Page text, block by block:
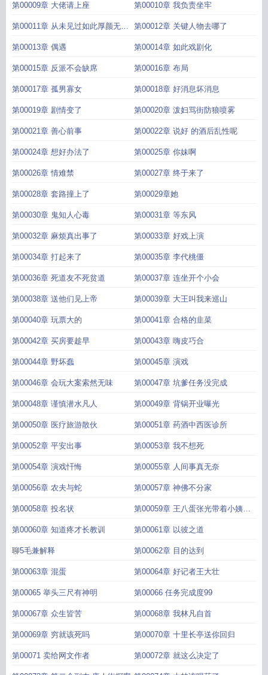
第00009章 大佬请上座 第00010章 我负责坐牢
第00011章 从未见过如此厚颜无耻
之人
第00012章 关键人物去哪了
第00013章 偶遇 第00014章 如此戏剧化
第00015章 反派不会缺席 第00016章 布局
第00017章 孤男寡女 第00018章 好消息坏消息
第00019章 剧情变了 第00020章 泼妇骂街防狼喷雾
第00021章 善心前事 第00022章 说好 的酒后乱性呢
第00024章 想好办法了 第00025章 你妹啊
第00026章 情难禁 第00027章 终于来了
第00028章 套路撞上了 第00029章她
第00030章 鬼知人心毒 第00031章 等东风
第00032章 麻烦真出事了 第00033章 好戏上演
第00034章 打起来了 第00035章 李代桃僵
第00036章 死道友不死贫道 第00037章 连坐开个小会
第00038章 送他们见上帝 第00039章 大王叫我来巡山
第00040章 玩票大的 第00041章 合格的韭菜
第00042章 买房要趁早 第00043章 嗨皮巧合
第00044章 野坏蠢 第00045章 演戏
第00046章 会玩大案索然无味 第00047章 坑爹任务没完成
第00048章 谨慎潜水凡人 第00049章 背锅开业曝光
第00050章 医疗旅游散伙 第00051章 药酒中西医诊所
第00052章 平安出事 第00053章 我不想死
第00054章 演戏忏悔 第00055章 人间事真无奈
第00056章 农夫与蛇 第00057章 神佛不分家
第00058章 投名状 第00059章 王八蛋张光带着小姨子
跑路了
第00060章 知道疼才长教训 第00061章 以彼之道
聊5毛兼解释 第00062章 目的达到
第00063章 混蛋 第00064章 好记者王大壮
第00065 举头三尺有神明 第00066 任务完成度99
第00067章 众生皆苦 第00068章 我林凡自首
第00069章 穷就该死吗 第00070章 十里长亭送你回归
第00071 卖给网文作者 第00072章 就这么决定了